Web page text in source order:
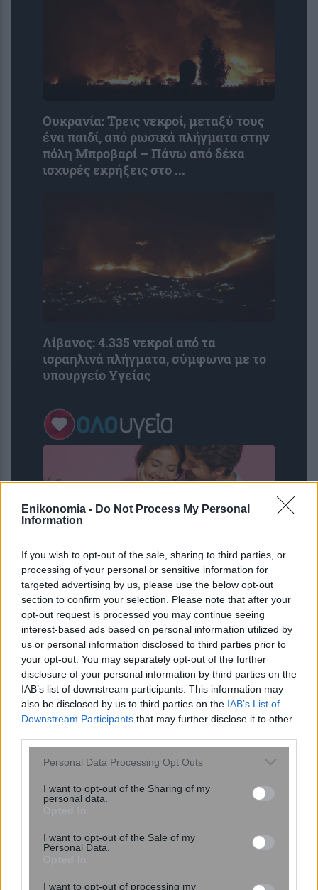
Enikonomia - Do Not Process My Personal
Information
If you wish to opt-out of the sale, sharing to third parties, or
processing of your personal or sensitive information for
targeted advertising by us, please use the below opt-out
section to confirm your selection. Please note that after your
opt-out request is processed you may continue seeing
interest-based ads based on personal information utilized by
us or personal information disclosed to third parties prior to
your opt-out. You may separately opt-out of the further
disclosure of your personal information by third parties on the
IAB’s list of downstream participants. This information may
also be disclosed by us to third parties on the IAB’s List of
Downstream Participants that may further disclose it to other
Please note that this website/app uses one or more Google
not limited to your visit or usage behaviour. You may click to
grant or deny consent to Google and its third-party tags to
consent section.
Personal Data Processing Opt Outs
I want to opt-out of the Sharing of my
personal data.
I want to opt-out of the Sale of my
Personal Data.
I want to opt-out of processing my
Ουκρανία: Τρεις νεκροί, μεταξύ τους
ένα παιδί, από ρωσικά πλήγματα στην
πόλη Μπροβαρί – Πάνω από δέκα
ισχυρές εκρήξεις στο ...
Λίβανος: 4.335 νεκροί από τα
ισραηλινά πλήγματα, σύμφωνα με το
υπουργείο Υγείας
Σας βομβαρδίζει ο σύντροφος σας με
αγάπη; Πότε το love bombing δείχνει
πρόβλημα
ΙΣΑ για έξαρση του ιού του Δυτικού
εντατικοποίηση των μέτρων κατά των
κουνουπιών